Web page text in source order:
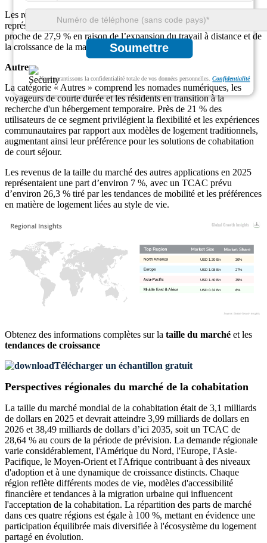
Soumettre
Nous garantissons la confidentialité totale de vos données personnelles.Confidentialité
Les revenus du marché des applications indépendantes en 2025
représentaient environ 15 % de la part, avec un TCAC attendu
proche de 27,9 % en raison de l’expansion du travail à distance et de
la croissance de la main-d’œuvre numérique.
Autres
La catégorie « Autres » comprend les nomades numériques, les
voyageurs de courte durée et les résidents en transition à la
recherche d'un hébergement temporaire. Près de 21 % des
utilisateurs de ce segment privilégient la flexibilité et les expériences
communautaires par rapport aux modèles de logement traditionnels,
augmentant ainsi leur préférence pour les solutions de cohabitation
de court séjour.
Les revenus de la taille du marché des autres applications en 2025
représentaient une part d’environ 7 %, avec un TCAC prévu
d’environ 26,3 % tiré par les tendances de mobilité et les préférences
en matière de logement liées au style de vie.
8%
USD 0.32 Bn
35%
USD 1.40 Bn
27%
USD 1.08 Bn
30%
USD 1.20 Bn
Obtenez des informations complètes sur la taille du marché et les
tendances de croissance
Télécharger un échantillon gratuit
Perspectives régionales du marché de la cohabitation
La taille du marché mondial de la cohabitation était de 3,1 milliards
de dollars en 2025 et devrait atteindre 3,99 milliards de dollars en
2026 et 38,49 milliards de dollars d’ici 2035, soit un TCAC de
28,64 % au cours de la période de prévision. La demande régionale
varie considérablement, l'Amérique du Nord, l'Europe, l'Asie-
Pacifique, le Moyen-Orient et l'Afrique contribuant à des niveaux
d'adoption et à une dynamique de croissance distincts. Chaque
région reflète différents modes de vie, modèles d'accessibilité
financière et tendances à la migration urbaine qui influencent
l'acceptation de la cohabitation. La répartition des parts de marché
dans ces quatre régions est égale à 100 %, mettant en évidence une
participation équilibrée mais diversifiée à l'écosystème du logement
partagé en évolution.